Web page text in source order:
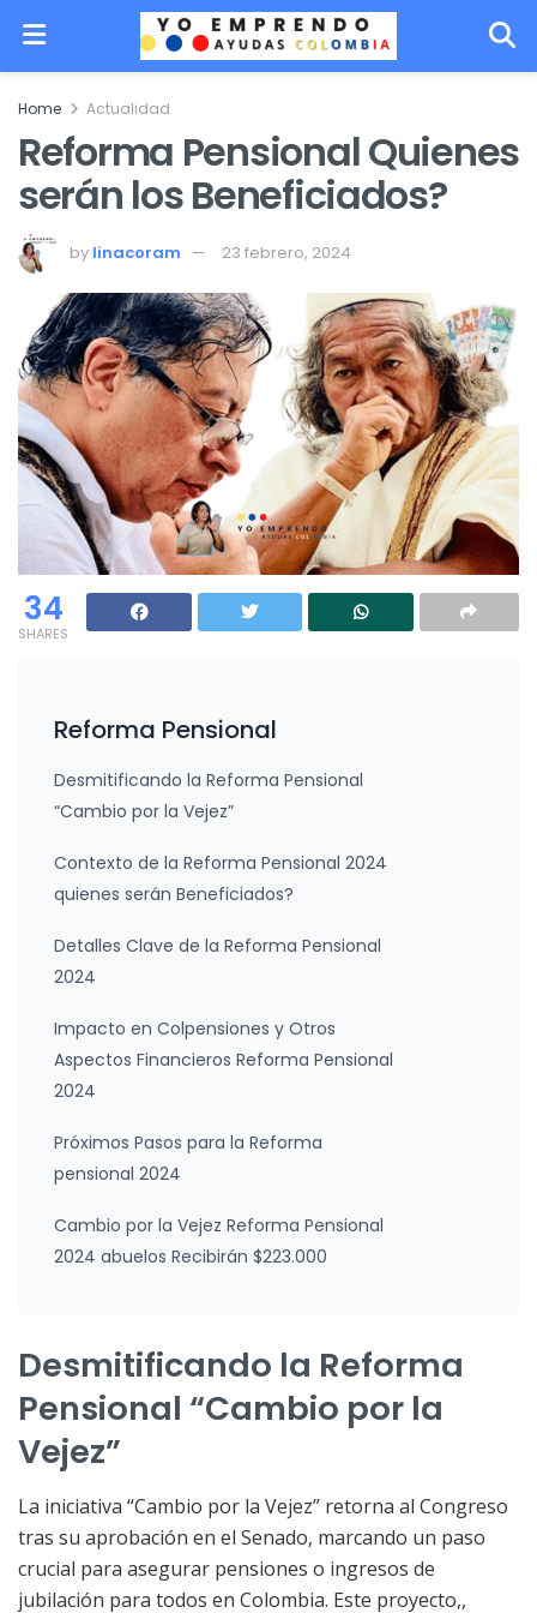
Home Actualidad
Reforma Pensional Quienes
serán los Beneficiados?
by linacoram 23 febrero, 2024
34
SHARES
Reforma Pensional
Desmitificando la Reforma Pensional
“Cambio por la Vejez”
Contexto de la Reforma Pensional 2024
quienes serán Beneficiados?
Detalles Clave de la Reforma Pensional
2024
Impacto en Colpensiones y Otros
Aspectos Financieros Reforma Pensional
2024
Próximos Pasos para la Reforma
pensional 2024
Cambio por la Vejez Reforma Pensional
2024 abuelos Recibirán $223.000
Desmitificando la Reforma
Pensional “Cambio por la
Vejez”
La iniciativa “Cambio por la Vejez” retorna al Congreso
tras su aprobación en el Senado, marcando un paso
crucial para asegurar pensiones o ingresos de
jubilación para todos en Colombia. Este proyecto,,